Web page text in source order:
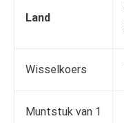
Land
Wisselkoers
Muntstuk van 1